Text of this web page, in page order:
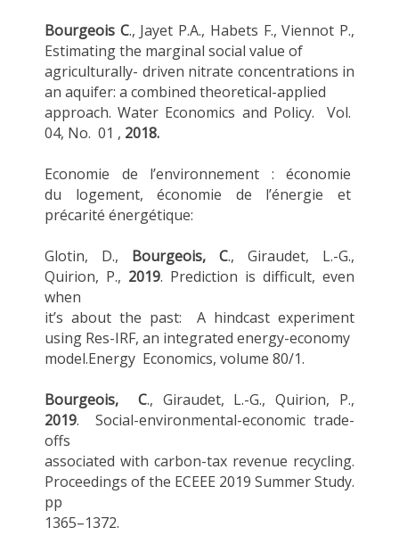
Bourgeois C., Jayet P.A., Habets F., Viennot P.,
Estimating the marginal social value of
agriculturally- driven nitrate concentrations in
an aquifer: a combined theoretical-applied
approach. Water Economics and Policy. Vol.
04, No. 01 , 2018.
Economie de l’environnement : économie
du logement, économie de l’énergie et
précarité énergétique:
Glotin, D., Bourgeois, C., Giraudet, L.-G.,
Quirion, P., 2019. Prediction is difficult, even
when
it’s about the past: A hindcast experiment
using Res-IRF, an integrated energy-economy
model.Energy Economics, volume 80/1.
Bourgeois, C., Giraudet, L.-G., Quirion, P.,
2019. Social-environmental-economic trade-
offs
associated with carbon-tax revenue recycling.
Proceedings of the ECEEE 2019 Summer Study.
pp
1365–1372.